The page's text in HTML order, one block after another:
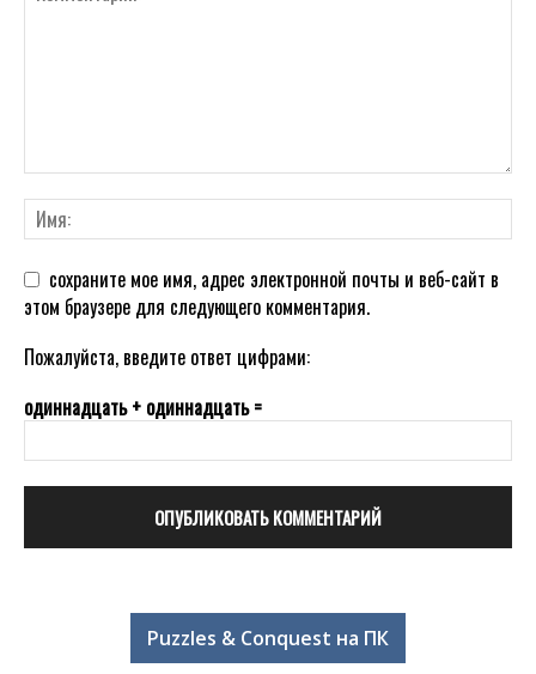
сохраните мое имя, адрес электронной почты и веб-сайт в
этом браузере для следующего комментария.
Пожалуйста, введите ответ цифрами:
одиннадцать + одиннадцать =
Puzzles & Conquest на ПК